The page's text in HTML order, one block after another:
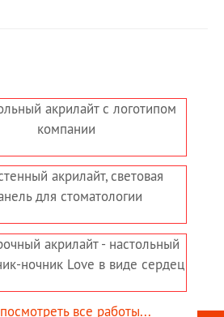
посмотреть все работы...